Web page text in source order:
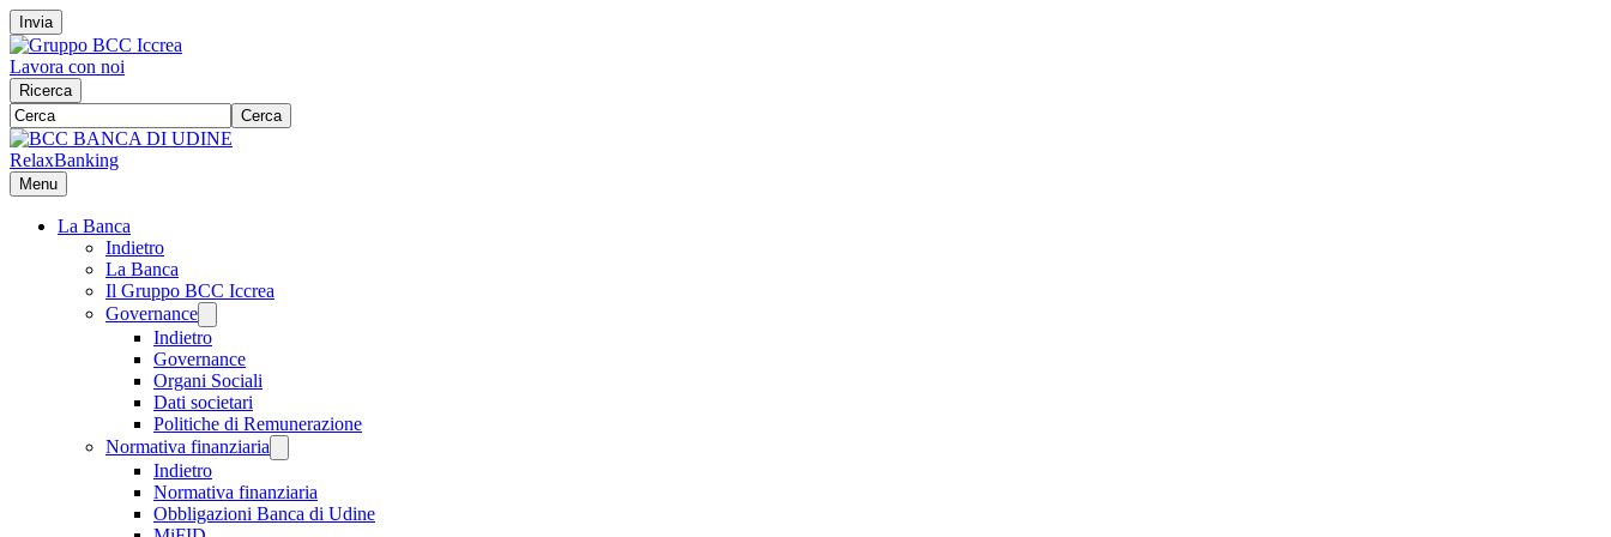
Invia
Lavora con noi
Ricerca
Cerca
RelaxBanking
Menu
La Banca
Indietro
La Banca
Il Gruppo BCC Iccrea
Governance
Indietro
Governance
Organi Sociali
Dati societari
Politiche di Remunerazione
Normativa finanziaria
Indietro
Normativa finanziaria
Obbligazioni Banca di Udine